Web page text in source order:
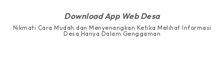
Download App Web Desa
Nikmati Cara Mudah dan Menyenangkan Ketika Melihat Informasi
Desa Hanya Dalam Genggaman